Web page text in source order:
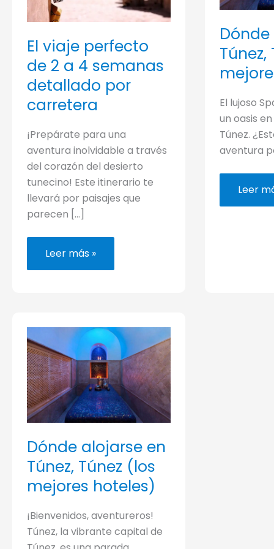
El viaje perfecto
de 2 a 4 semanas
detallado por
carretera
¡Prepárate para una
aventura inolvidable a través
del corazón del desierto
tunecino! Este itinerario te
llevará por paisajes que
parecen […]
El
perfecto
detallado
carretera
Leer más »
Túnez,
El lujoso
un oasis
Túnez.
aventura
Dónde
en
Leer
Dónde alojarse en
Túnez, Túnez (los
mejores hoteles)
¡Bienvenidos, aventureros!
Túnez, la vibrante capital de